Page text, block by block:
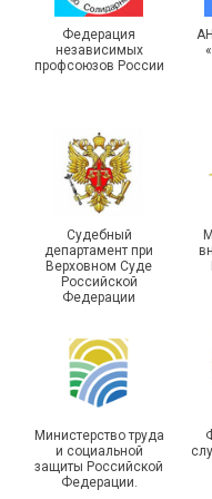
Подписано
ГУ ФССП по
области
29 первичных
профсоюзных
организаций ГУФСИН
России по Пермскому
туристическом слете
Федерация
независимых
профсоюзов России
Судебный
департамент при
Верховном Суде
Российской
Федерации
Министерство труда
и социальной
защиты Российской
Федерации.